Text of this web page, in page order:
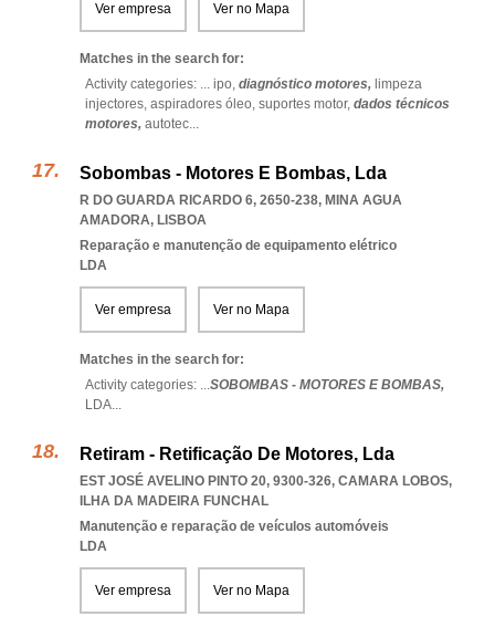
Ver empresa Ver no Mapa
Matches in the search for:
Activity categories: ... ipo, diagnóstico motores, limpeza
injectores, aspiradores óleo, suportes motor, dados técnicos
motores, autotec...
Sobombas - Motores E Bombas, Lda
R DO GUARDA RICARDO 6, 2650-238, MINA AGUA
AMADORA, LISBOA
Reparação e manutenção de equipamento elétrico
LDA
Ver empresa Ver no Mapa
Matches in the search for:
Activity categories: ...SOBOMBAS - MOTORES E BOMBAS,
LDA...
Retiram - Retificação De Motores, Lda
EST JOSÉ AVELINO PINTO 20, 9300-326, CAMARA LOBOS,
ILHA DA MADEIRA FUNCHAL
Manutenção e reparação de veículos automóveis
LDA
Ver empresa Ver no Mapa